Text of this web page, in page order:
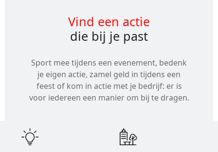
Vind een actie
die bij je past
Sport mee tijdens een evenement, bedenk
je eigen actie, zamel geld in tijdens een
feest of kom in actie met je bedrijf: er is
voor iedereen een manier om bij te dragen.